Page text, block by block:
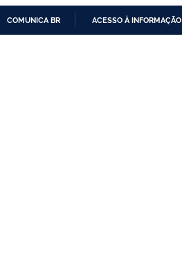
COMUNICA BR ACESSO À INFORMAÇÃO